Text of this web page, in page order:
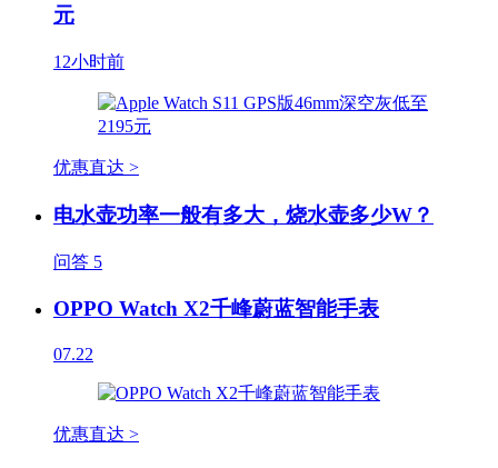
元
12小时前
优惠直达 >
电水壶功率一般有多大，烧水壶多少W？
问答 5
OPPO Watch X2千峰蔚蓝智能手表
07.22
优惠直达 >